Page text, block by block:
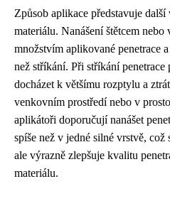
Způsob aplikace představuje
materiálu. Nanášení štětcem
množstvím aplikované penetrace
než stříkání. Při stříkání
docházet k většímu rozptylu a
venkovním prostředí nebo v
aplikátoři doporučují nanášet
spíše než v jedné silné vrstvě,
ale výrazně zlepšuje kvalitu
materiálu.